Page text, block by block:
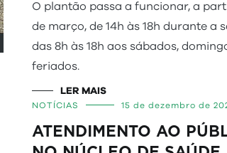
O plantão passa a funcionar, a
de março, de 14h às 18h durante a
das 8h às 18h aos sábados,
feriados.
LER MAIS
NOTÍCIAS 15 de dezembro de
ATENDIMENTO AO